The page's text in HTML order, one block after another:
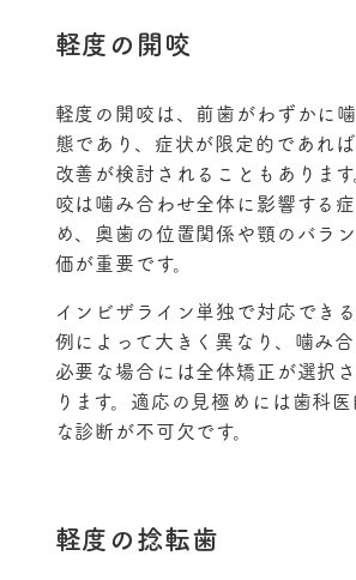
軽度の開咬
軽度の開咬は、前歯がわずかに
態であり、症状が限定的であれ
改善が検討されることもありま
咬は噛み合わせ全体に影響する
め、奥歯の位置関係や顎のバラ
価が重要です。
インビザライン単独で対応でき
例によって大きく異なり、噛み
必要な場合には全体矯正が選択
ります。適応の見極めには歯科
な診断が不可欠です。
軽度の捻転歯